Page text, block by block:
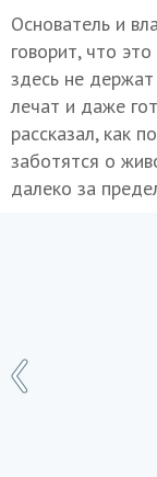
Основатель и
говорит, что
здесь не
лечат и даже
рассказал, как
заботятся о
далеко за